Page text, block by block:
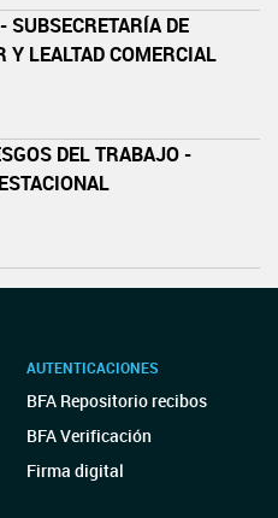
SUBSECRETARÍA DE
Y LEALTAD COMERCIAL
DEL TRABAJO -
AUTENTICACIONES
BFA Repositorio recibos
BFA Verificación
Firma digital